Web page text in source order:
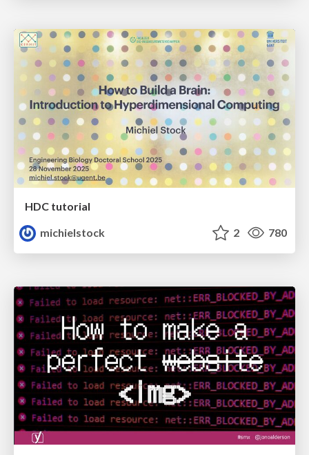
HDC tutorial
michielstock
2 780